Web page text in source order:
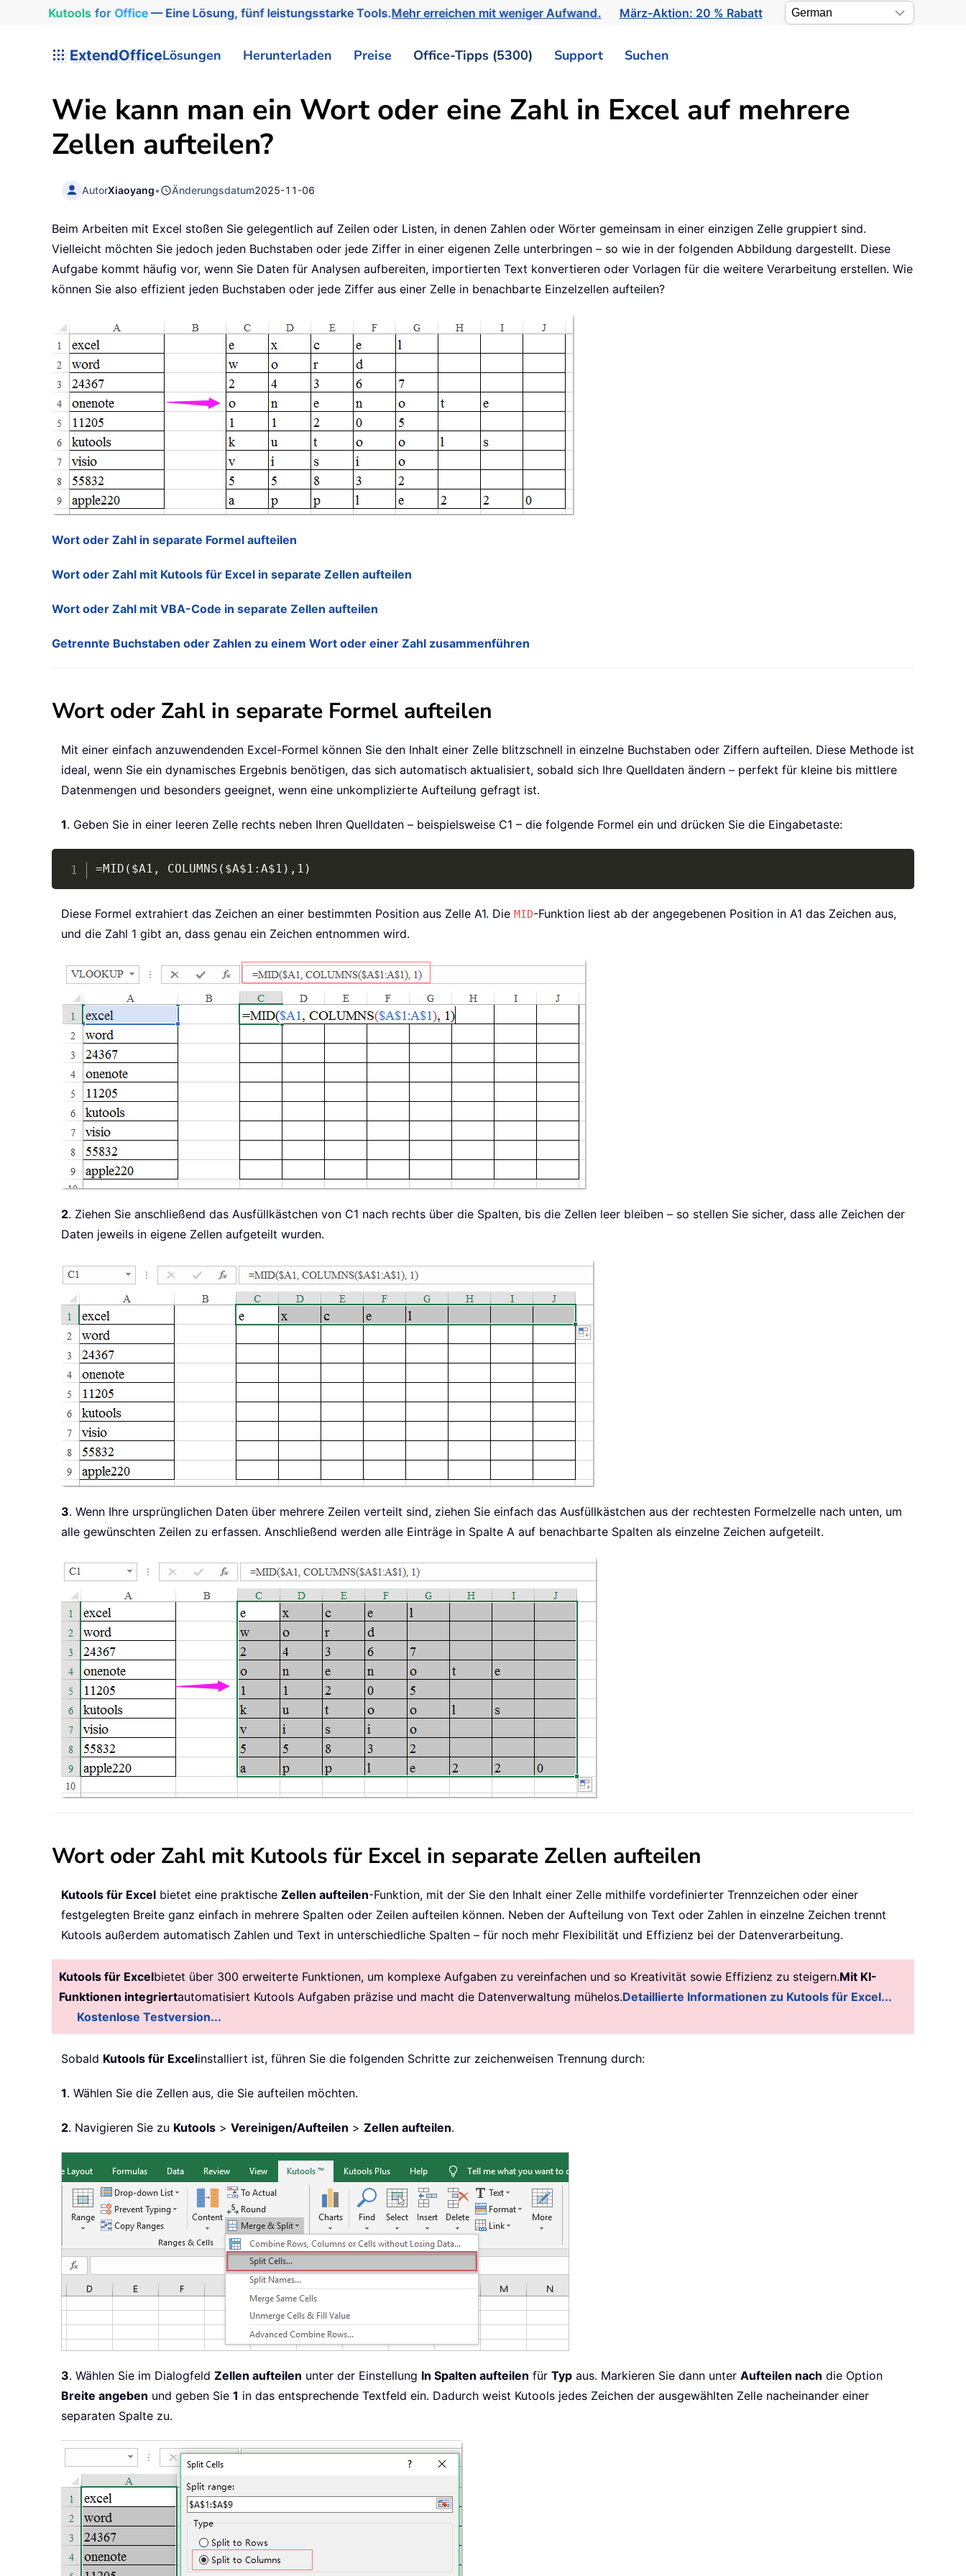
Kutools for Office— Eine Lösung, fünf leistungsstarke Tools.Mehr erreichen mit weniger Aufwand. März-Aktion: 20 % Rabatt
ExtendOfficeLösungen Herunterladen Preise Office-Tipps (5300) Support Suchen
Wie kann man ein Wort oder eine Zahl in Excel auf mehrere
Zellen aufteilen?
AutorXiaoyang• Änderungsdatum2025-11-06
Beim Arbeiten mit Excel stoßen Sie gelegentlich auf Zeilen oder Listen, in denen Zahlen oder Wörter gemeinsam in einer einzigen Zelle gruppiert sind.
Vielleicht möchten Sie jedoch jeden Buchstaben oder jede Ziffer in einer eigenen Zelle unterbringen – so wie in der folgenden Abbildung dargestellt. Diese
Aufgabe kommt häufig vor, wenn Sie Daten für Analysen aufbereiten, importierten Text konvertieren oder Vorlagen für die weitere Verarbeitung erstellen. Wie
können Sie also effizient jeden Buchstaben oder jede Ziffer aus einer Zelle in benachbarte Einzelzellen aufteilen?
Wort oder Zahl in separate Formel aufteilen
Wort oder Zahl mit Kutools für Excel in separate Zellen aufteilen
Wort oder Zahl mit VBA-Code in separate Zellen aufteilen
Getrennte Buchstaben oder Zahlen zu einem Wort oder einer Zahl zusammenführen
Wort oder Zahl in separate Formel aufteilen
Mit einer einfach anzuwendenden Excel-Formel können Sie den Inhalt einer Zelle blitzschnell in einzelne Buchstaben oder Ziffern aufteilen. Diese Methode ist
ideal, wenn Sie ein dynamisches Ergebnis benötigen, das sich automatisch aktualisiert, sobald sich Ihre Quelldaten ändern – perfekt für kleine bis mittlere
Datenmengen und besonders geeignet, wenn eine unkomplizierte Aufteilung gefragt ist.
1. Geben Sie in einer leeren Zelle rechts neben Ihren Quelldaten – beispielsweise C1 – die folgende Formel ein und drücken Sie die Eingabetaste:
=MID($A1, COLUMNS($A$1:A$1),1)
Diese Formel extrahiert das Zeichen an einer bestimmten Position aus Zelle A1. Die MID-Funktion liest ab der angegebenen Position in A1 das Zeichen aus,
und die Zahl 1 gibt an, dass genau ein Zeichen entnommen wird.
2. Ziehen Sie anschließend das Ausfüllkästchen von C1 nach rechts über die Spalten, bis die Zellen leer bleiben – so stellen Sie sicher, dass alle Zeichen der
Daten jeweils in eigene Zellen aufgeteilt wurden.
3. Wenn Ihre ursprünglichen Daten über mehrere Zeilen verteilt sind, ziehen Sie einfach das Ausfüllkästchen aus der rechtesten Formelzelle nach unten, um
alle gewünschten Zeilen zu erfassen. Anschließend werden alle Einträge in Spalte A auf benachbarte Spalten als einzelne Zeichen aufgeteilt.
Wort oder Zahl mit Kutools für Excel in separate Zellen aufteilen
Kutools für Excel bietet eine praktische Zellen aufteilen-Funktion, mit der Sie den Inhalt einer Zelle mithilfe vordefinierter Trennzeichen oder einer
festgelegten Breite ganz einfach in mehrere Spalten oder Zeilen aufteilen können. Neben der Aufteilung von Text oder Zahlen in einzelne Zeichen trennt
Kutools außerdem automatisch Zahlen und Text in unterschiedliche Spalten – für noch mehr Flexibilität und Effizienz bei der Datenverarbeitung.
Kutools für Excelbietet über 300 erweiterte Funktionen, um komplexe Aufgaben zu vereinfachen und so Kreativität sowie Effizienz zu steigern.Mit KI-
Funktionen integriertautomatisiert Kutools Aufgaben präzise und macht die Datenverwaltung mühelos.Detaillierte Informationen zu Kutools für Excel...
Kostenlose Testversion...
Sobald Kutools für Excelinstalliert ist, führen Sie die folgenden Schritte zur zeichenweisen Trennung durch:
1. Wählen Sie die Zellen aus, die Sie aufteilen möchten.
2. Navigieren Sie zu Kutools > Vereinigen/Aufteilen > Zellen aufteilen.
3. Wählen Sie im Dialogfeld Zellen aufteilen unter der Einstellung In Spalten aufteilen für Typ aus. Markieren Sie dann unter Aufteilen nach die Option
Breite angeben und geben Sie 1 in das entsprechende Textfeld ein. Dadurch weist Kutools jedes Zeichen der ausgewählten Zelle nacheinander einer
separaten Spalte zu.